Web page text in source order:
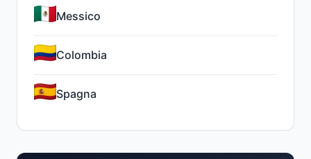
Messico
Colombia
Spagna